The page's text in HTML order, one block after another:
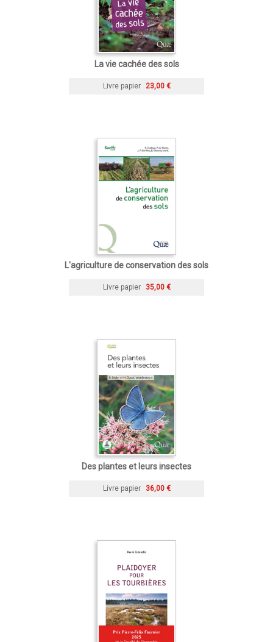
La vie cachée des sols
Livre papier 23,00 €
L'agriculture de conservation des sols
Livre papier 35,00 €
Des plantes et leurs insectes
Livre papier 36,00 €